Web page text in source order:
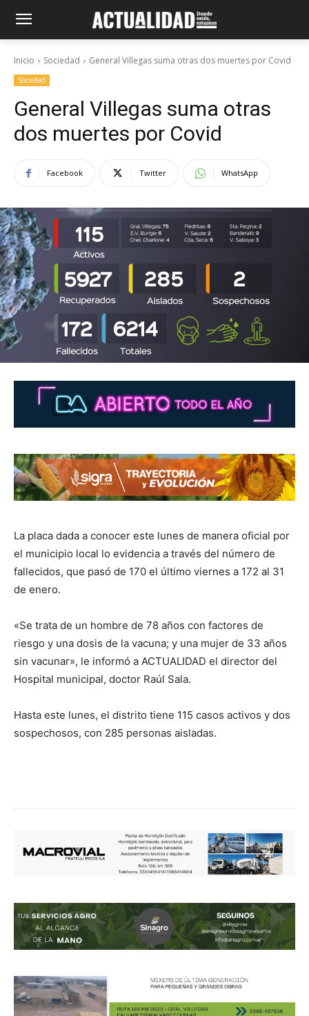
Inicio Sociedad General Villegas suma otras dos muertes por Covid
Sociedad
General Villegas suma otras
dos muertes por Covid
Facebook Twitter WhatsApp
La placa dada a conocer este lunes de manera oficial por
el municipio local lo evidencia a través del número de
fallecidos, que pasó de 170 el último viernes a 172 al 31
de enero.
«Se trata de un hombre de 78 años con factores de
riesgo y una dosis de la vacuna; y una mujer de 33 años
sin vacunar», le informó a ACTUALIDAD el director del
Hospital municipal, doctor Raúl Sala.
Hasta este lunes, el distrito tiene 115 casos activos y dos
sospechosos, con 285 personas aisladas.